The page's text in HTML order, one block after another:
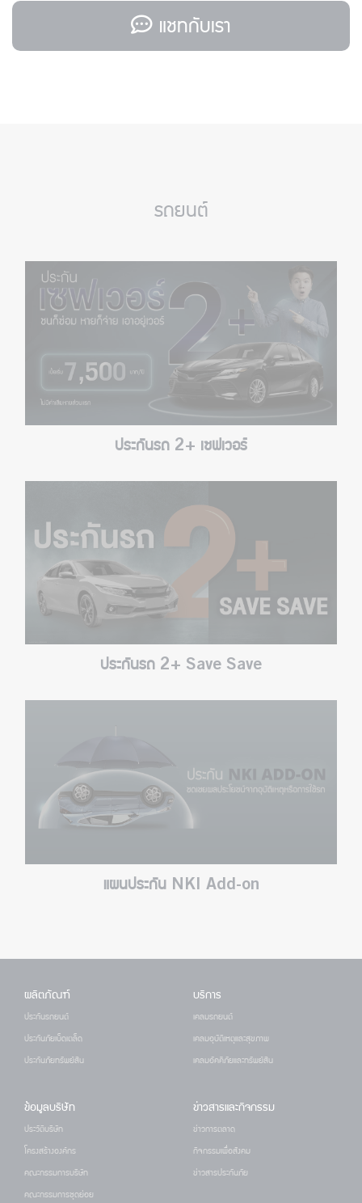
แชทกับเรา
รถยนต์
ประกันรถ 2+ เซฟเวอร์
ประกันรถ 2+ Save Save
แผนประกัน NKI Add-on
ผลิตภัณฑ์
ประกันรถยนต์
ประกันภัยเบ็ดเตล็ด
ประกันภัยทรัพย์สิน
บริการ
เคลมรถยนต์
เคลมอุบัติเหตุและสุขภาพ
เคลมอัคคีภัยและทรัพย์สิน
ข้อมูลบริษัท
ประวัติบริษัท
โครงสร้างองค์กร
คณะกรรมการบริษัท
คณะกรรมการชุดย่อย
ข่าวสารและกิจกรรม
ข่าวการตลาด
กิจกรรมเพื่อสังคม
ข่าวสารประกันภัย